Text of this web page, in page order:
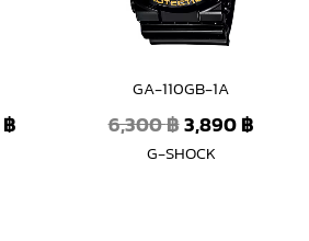
฿
GA-110GB-1A
6,300฿3,890฿
G-SHOCK